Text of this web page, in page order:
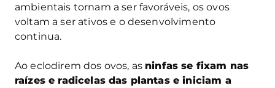
ambientais tornam a ser favoráveis, os ovos
voltam a ser ativos e o desenvolvimento
continua.
Ao eclodirem dos ovos, as ninfas se fixam nas
raízes e radicelas das plantas e iniciam a